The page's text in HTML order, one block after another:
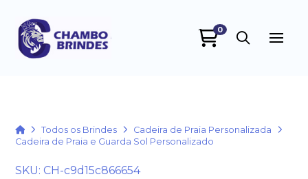
0
HomeTodos os Brindes
Cadeira de Praia Personalizada
Cadeira de Praia e Guarda Sol Personalizado
SKU: CH-c9d15c866654